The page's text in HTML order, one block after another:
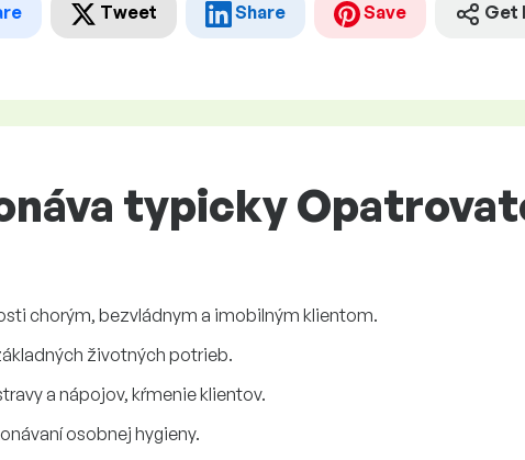
Tweet Share Save Get
typicky
chorým, bezvládnym a imobilným klientom.
životných potrieb.
a nápojov, kŕmenie klientov.
osobnej hygieny.